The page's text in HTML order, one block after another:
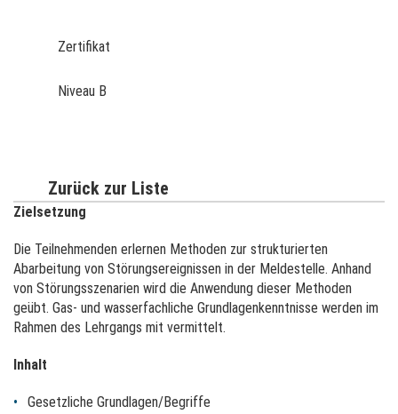
Zertifikat
Niveau B
Zurück zur Liste
Zielsetzung
Die Teilnehmenden erlernen Methoden zur strukturierten
Abarbeitung von Störungsereignissen in der Meldestelle. Anhand
von Störungsszenarien wird die Anwendung dieser Methoden
geübt. Gas- und wasserfachliche Grundlagenkenntnisse werden im
Rahmen des Lehrgangs mit vermittelt.
Inhalt
Gesetzliche Grundlagen/Begriffe